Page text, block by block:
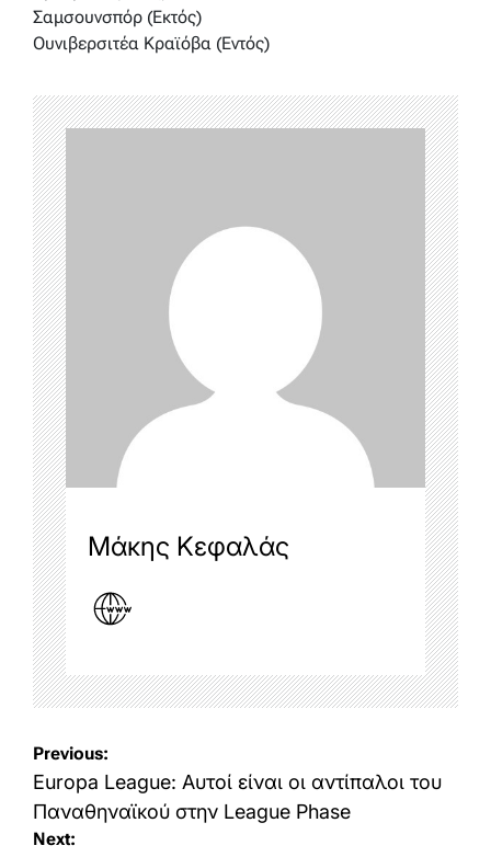
Σαμσουνσπόρ (Εκτός)
Ουνιβερσιτέα Κραϊόβα (Εντός)
Μάκης Κεφαλάς
Post
navigation
Previous:
Europa League: Αυτοί είναι οι αντίπαλοι του
Παναθηναϊκού στην League Phase
Next: